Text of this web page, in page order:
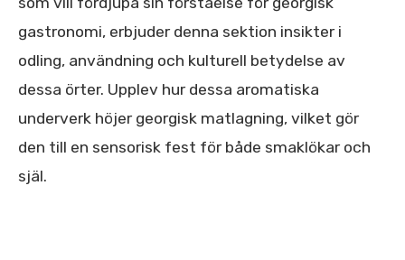
gastronomi, erbjuder denna sektion insikter i
odling, användning och kulturell betydelse av
dessa örter. Upplev hur dessa aromatiska
underverk höjer georgisk matlagning, vilket gör
den till en sensorisk fest för både smaklökar och
själ.